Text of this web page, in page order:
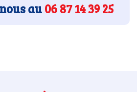
au06 87 14 39 25